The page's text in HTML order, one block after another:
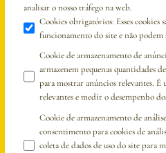
analisar o nosso tráfego na web.
Cookies obrigatórios: Esses cookies
funcionamento do site e não podem
Cookie de armazenamento de
armazenem pequenas quantidades
para mostrar anúncios relevantes. É
relevantes e medir o desempenho
Cookie de armazenamento de
consentimento para cookies de
coleta de dados de uso do site para